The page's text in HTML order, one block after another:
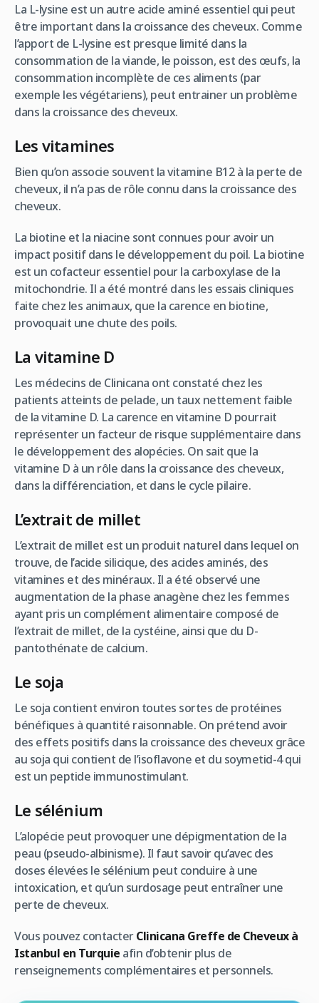
La L-lysine est un autre acide aminé essentiel qui peut
être important dans la croissance des cheveux. Comme
l’apport de L-lysine est presque limité dans la
consommation de la viande, le poisson, est des œufs, la
consommation incomplète de ces aliments (par
exemple les végétariens), peut entrainer un problème
dans la croissance des cheveux.
Les vitamines
Bien qu’on associe souvent la vitamine B12 à la perte de
cheveux, il n’a pas de rôle connu dans la croissance des
cheveux.
La biotine et la niacine sont connues pour avoir un
impact positif dans le développement du poil. La biotine
est un cofacteur essentiel pour la carboxylase de la
mitochondrie. Il a été montré dans les essais cliniques
faite chez les animaux, que la carence en biotine,
provoquait une chute des poils.
La vitamine D
Les médecins de Clinicana ont constaté chez les
patients atteints de pelade, un taux nettement faible
de la vitamine D. La carence en vitamine D pourrait
représenter un facteur de risque supplémentaire dans
le développement des alopécies. On sait que la
vitamine D à un rôle dans la croissance des cheveux,
dans la différenciation, et dans le cycle pilaire.
L’extrait de millet
L’extrait de millet est un produit naturel dans lequel on
trouve, de l’acide silicique, des acides aminés, des
vitamines et des minéraux. Il a été observé une
augmentation de la phase anagène chez les femmes
ayant pris un complément alimentaire composé de
l’extrait de millet, de la cystéine, ainsi que du D-
pantothénate de calcium.
Le soja
Le soja contient environ toutes sortes de protéines
bénéfiques à quantité raisonnable. On prétend avoir
des effets positifs dans la croissance des cheveux grâce
au soja qui contient de l’isoflavone et du soymetid-4 qui
est un peptide immunostimulant.
Le sélénium
L’alopécie peut provoquer une dépigmentation de la
peau (pseudo-albinisme). Il faut savoir qu’avec des
doses élevées le sélénium peut conduire à une
intoxication, et qu’un surdosage peut entraîner une
perte de cheveux.
Vous pouvez contacterClinicana Greffe de Cheveux à
Istanbul en Turquie afin d’obtenir plus de
renseignements complémentaires et personnels.